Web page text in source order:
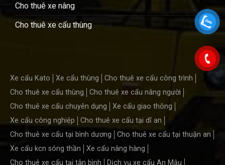
Cho thuê xe nâng
Cho thuê xe cẩu thùng
Xe cẩu Kato Xe cẩu thùng
Cho thuê xe cẩu công trình
Cho thuê xe cẩu thùng
Cho thuê xe cẩu nâng người
Cho thuê xe cẩu chuyên dụng
Xe cẩu giao thông
Xe cẩu công nghiệp
Cho thuê xe cẩu tại dĩ an
Cho thuê xe cẩu tại bình dương
Cho thuê xe cẩu tại thuận an
Xe cẩu kcn sóng thần
Xe cẩu nâng hàng
Cho thuê xe cẩu tại tân bình
Dịch vụ xe cẩu An Mậu